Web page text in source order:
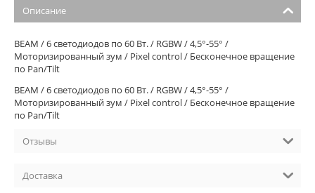
Описание
BEAM / 6 светодиодов по 60 Вт. / RGBW / 4,5°-55° /
Моторизированный зум / Pixel control / Бесконечное вращение
по Pan/Tilt
BEAM / 6 светодиодов по 60 Вт. / RGBW / 4,5°-55° /
Моторизированный зум / Pixel control / Бесконечное вращение
по Pan/Tilt
Отзывы
Доставка